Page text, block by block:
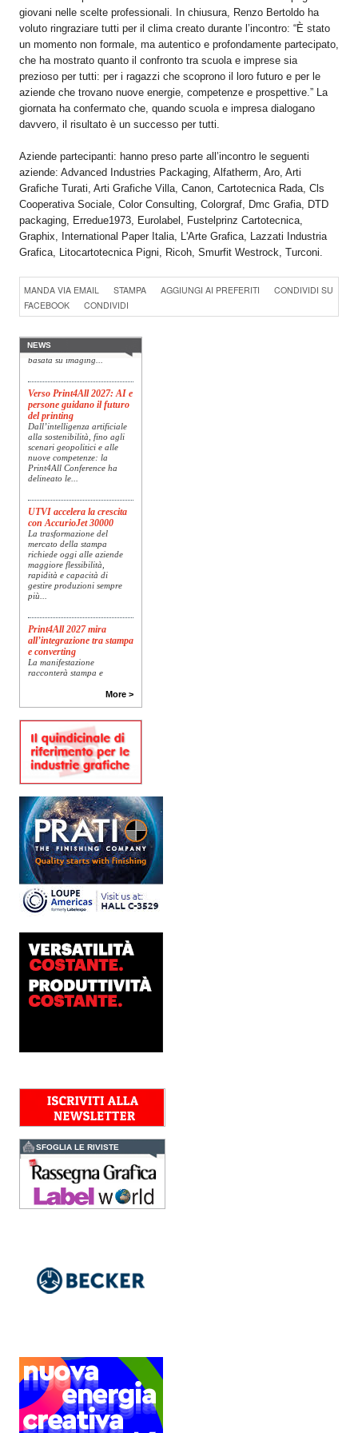
giovani nelle scelte professionali. In chiusura, Renzo Bertoldo ha
voluto ringraziare tutti per il clima creato durante l’incontro: “È stato
un momento non formale, ma autentico e profondamente partecipato,
che ha mostrato quanto il confronto tra scuola e imprese sia
prezioso per tutti: per i ragazzi che scoprono il loro futuro e per le
aziende che trovano nuove energie, competenze e prospettive.” La
giornata ha confermato che, quando scuola e impresa dialogano
davvero, il risultato è un successo per tutti.
Aziende partecipanti: hanno preso parte all’incontro le seguenti
aziende: Advanced Industries Packaging, Alfatherm, Aro, Arti
Grafiche Turati, Arti Grafiche Villa, Canon, Cartotecnica Rada, Cls
Cooperativa Sociale, Color Consulting, Colorgraf, Dmc Grafia, DTD
packaging, Erredue1973, Eurolabel, Fustelprinz Cartotecnica,
Graphix, International Paper Italia, L'Arte Grafica, Lazzati Industria
Grafica, Litocartotecnica Pigni, Ricoh, Smurfit Westrock, Turconi.
MANDA VIA EMAIL STAMPA AGGIUNGI AI PREFERITI
CONDIVIDI SU
FACEBOOK
CONDIVIDI
NEWS
Konica Minolta presenta
Specim RETEX
Konica Minolta, realtà di
una soluzione completa
basata su imaging...
Verso Print4All 2027: AI e
persone guidano il futuro
del printing
Dall’intelligenza artificiale
alla sostenibilità, fino agli
scenari geopolitici e alle
nuove competenze: la
Print4All Conference ha
delineato le...
UTVI accelera la crescita
con AccurioJet 30000
La trasformazione del
mercato della stampa
richiede oggi alle aziende
maggiore flessibilità,
rapidità e capacità di
gestire produzioni sempre
più...
Print4All 2027 mira
all’integrazione tra stampa
e converting
La manifestazione
racconterà stampa e
converting a 360 gradi: dal
applicazioni industriali, fino
alla visual communication.
Una...
Platinum Technologies
presenta SIGNATURE
Dopo anni di ricerca,
sviluppo e analisi
approfondita delle reali
esigenze produttive del
mercato, Platinum
Technologies, centro
europeo di ricerca e...
Polyedra diventa un
marchio europeo: nasce
Polyedra Distribution
Group
brand Polyedra per
identificare l’attività di
distribuzione in Italia,
Spagna, Francia e...
Kolor+Service e T&K
una gamma completa di
l’esperienza di...
Assemblea Acimga:
investimenti, occupazione
e ripresa degli ordini
sostengono il settore
In un contesto di mercato
sempre più competitivo, il
settore delle tecnologie per
la stampa e il converting
Innovation lancia Revoria
Press™ PC2120
Il nuovo modello di punta
Fujifilm investe
nell'healthcare
FUJIFILM ha posato la
prima pietra del nuovo
Centro Europeo di Training
More >
SFOGLIA LE RIVISTE